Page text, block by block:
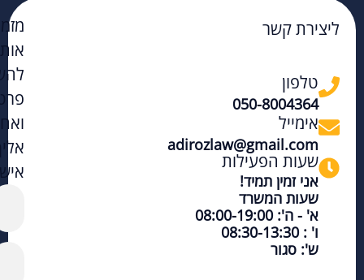
ליצירת קשר
טלפון
050-8004364
אימייל
adirozlaw@gmail.com
שעות הפעילות
אני זמין תמיד!
שעות המשרד
א' - ה': 08:00-19:00
ו' : 08:30-13:30
ש': סגור